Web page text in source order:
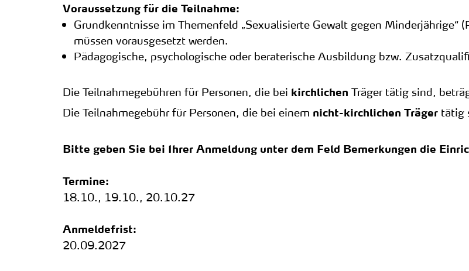
Voraussetzung für die Teilnahme:
Grundkenntnisse im Themenfeld „Sexualisierte Gewalt gegen Minderjährige“
müssen vorausgesetzt werden.
Pädagogische, psychologische oder beraterische Ausbildung bzw.
Die Teilnahmegebühren für Personen, die bei kirchlichen Träger tätig sind,
Die Teilnahmegebühr für Personen, die bei einem nicht-kirchlichen Träger tätig
Bitte geben Sie bei Ihrer Anmeldung unter dem Feld Bemerkungen die
Termine:
18.10., 19.10., 20.10.27
Anmeldefrist:
20.09.2027